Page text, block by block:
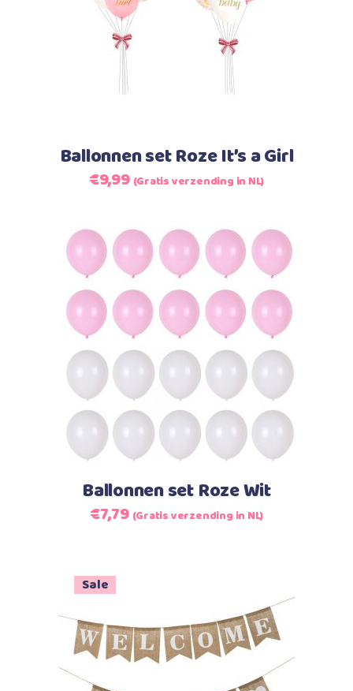
Lees verder
Ballonnen set Roze It’s a Girl
Oorspronkelijke
€9,99.
€9,99Huidige
€9,99.
(Gratis verzending in NL)
Toevoegen aan winkelwagen
Ballonnen set Roze Wit
Oorspronkelijke
€7,79.
€7,79Huidige
(Gratis verzending in NL)
Sale
Toevoegen aan winkelwagen